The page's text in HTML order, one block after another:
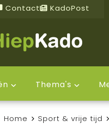
Contact KadoPost
Thema's
Home Sport & vrije tijd